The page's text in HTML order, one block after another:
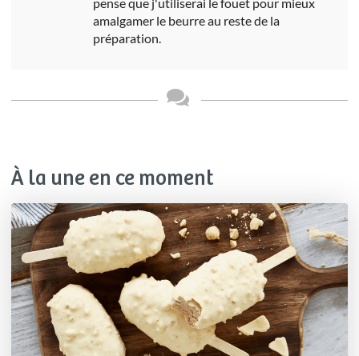
pense que j'utiliserai le fouet pour mieux
amalgamer le beurre au reste de la
préparation.
À la une en ce moment